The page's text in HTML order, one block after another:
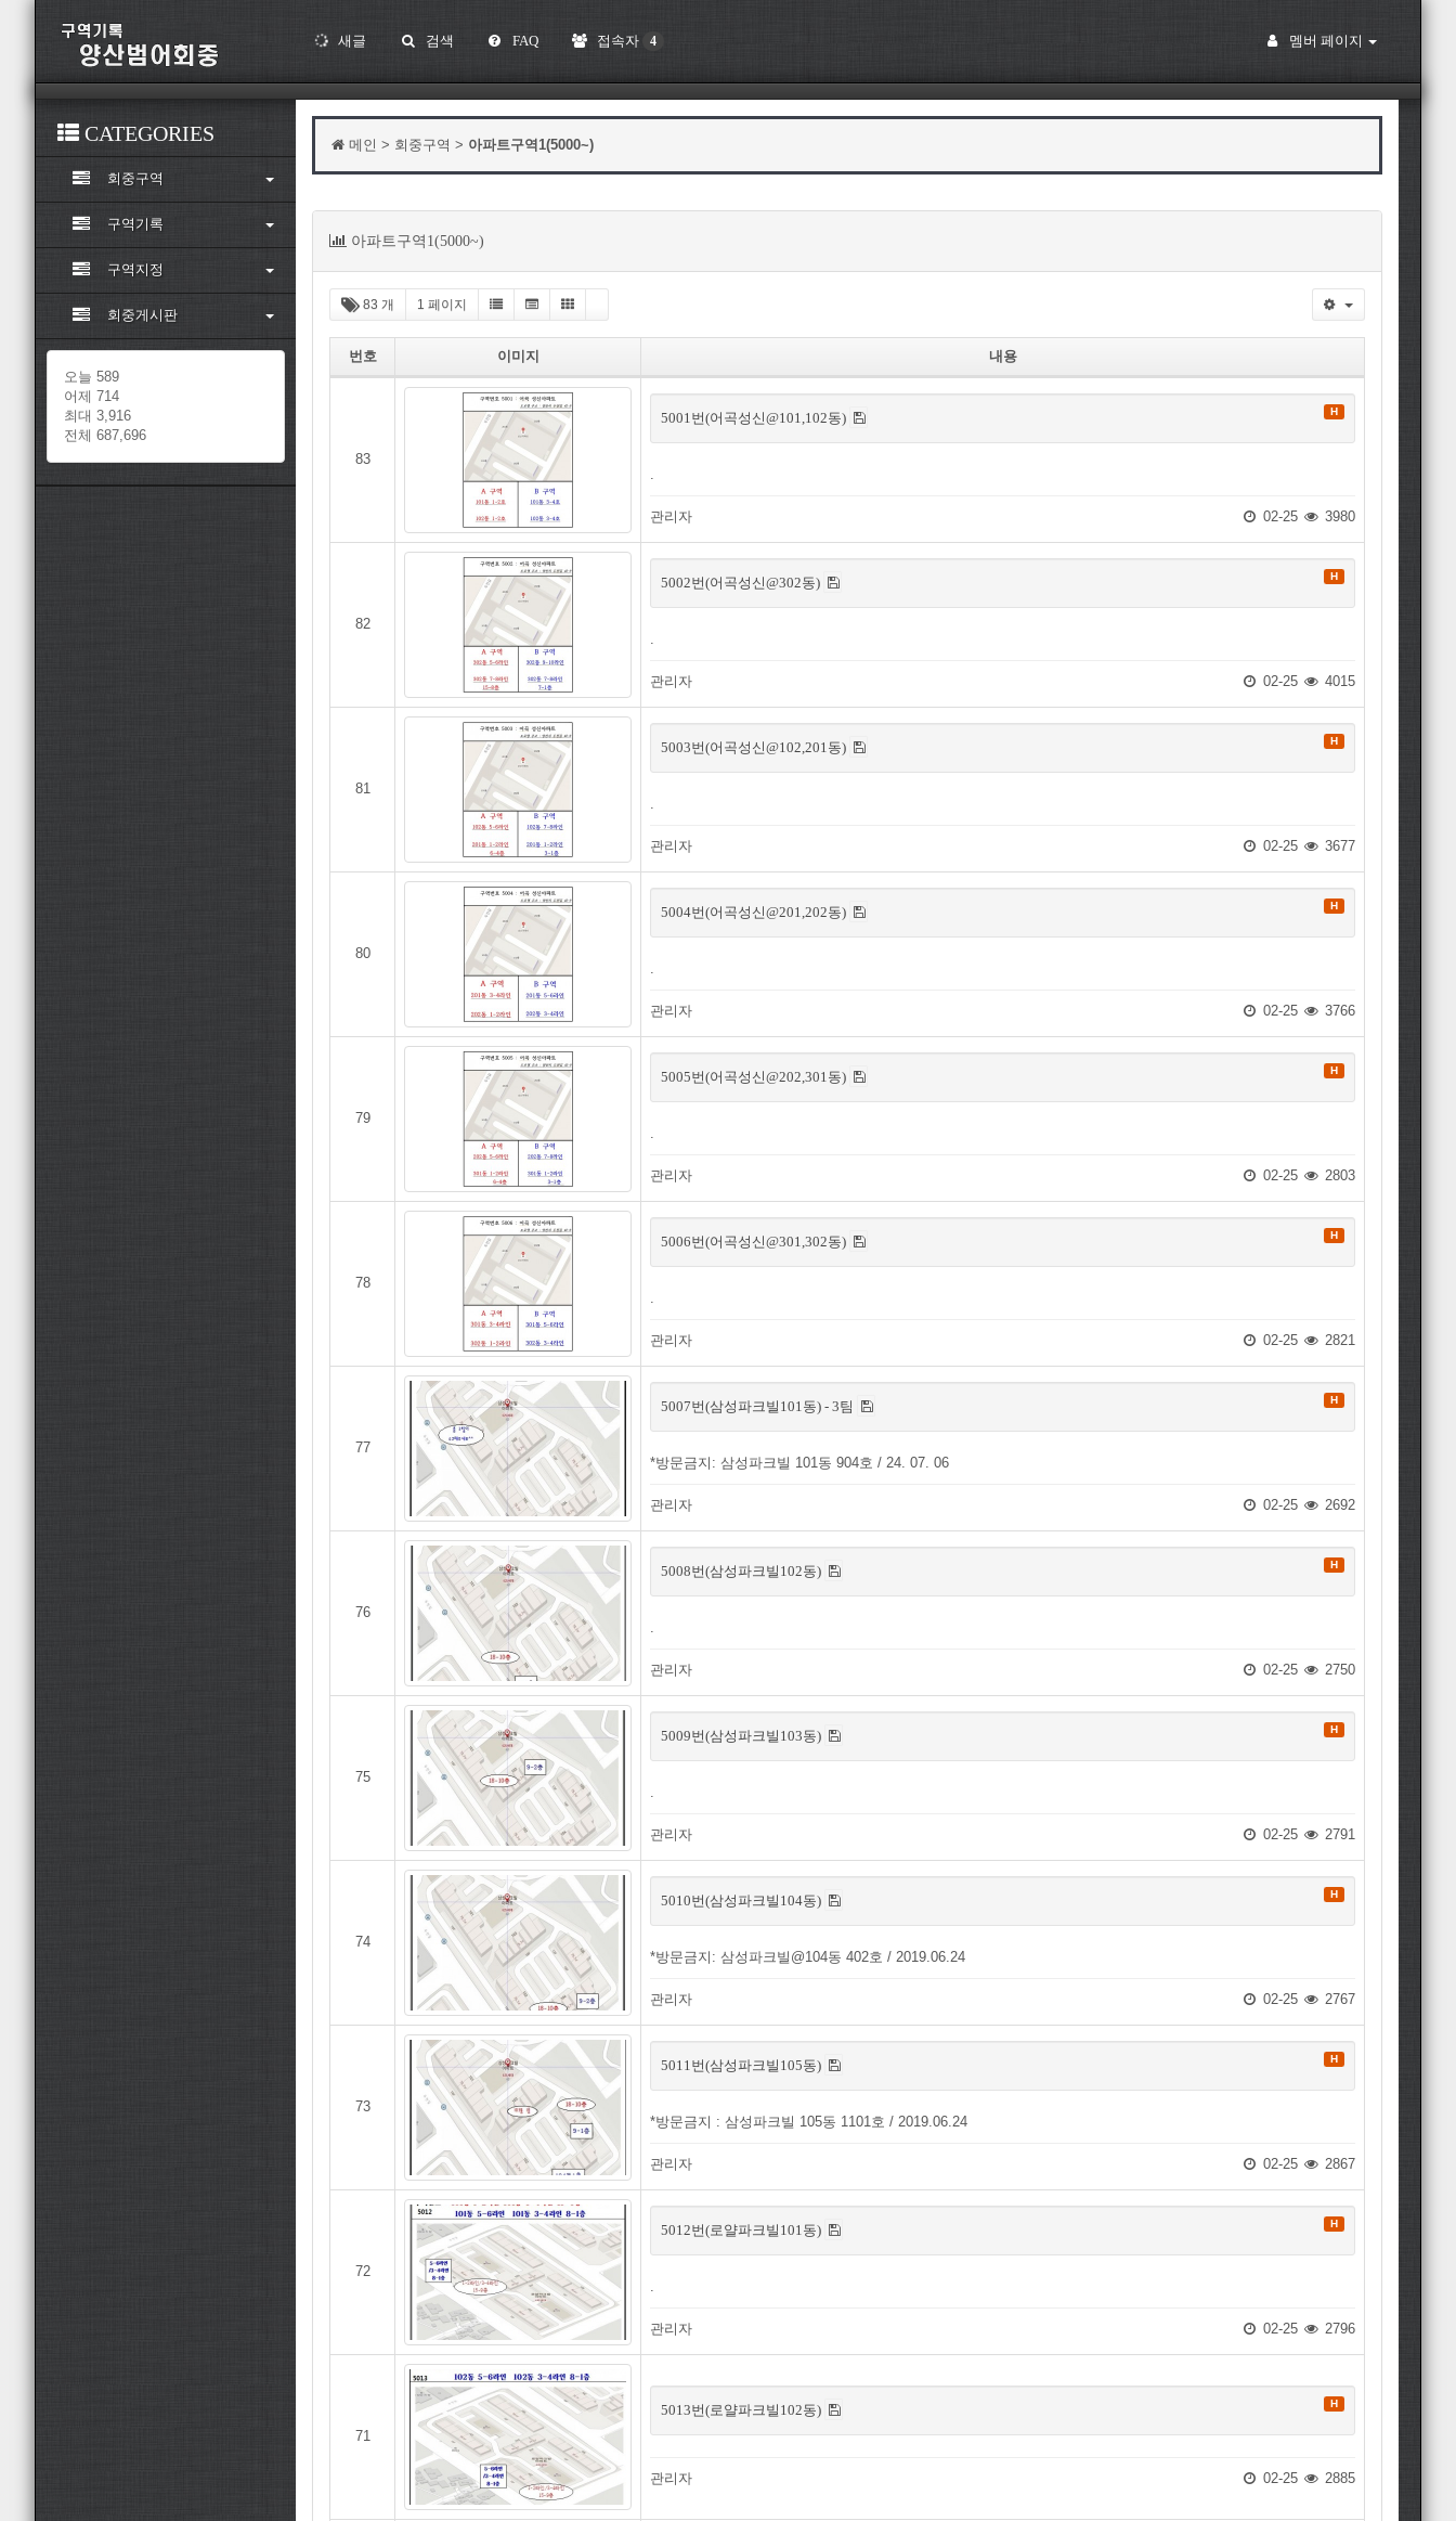
새글 검색 FAQ 접속자 4 멤버 페이지
CATEGORIES
회중구역
구역기록
구역지정
회중게시판
오늘 589
어제 714
최대 3,916
전체 687,696
메인 > 회중구역 > 아파트구역1(5000~)
아파트구역1(5000~)
83 개 1 페이지
번호 이미지 내용
83
5001번(어곡성신@101,102동) H
.
관리자 02-25 3980
82
5002번(어곡성신@302동) H
.
관리자 02-25 4015
81
5003번(어곡성신@102,201동) H
.
관리자 02-25 3677
80
5004번(어곡성신@201,202동) H
.
관리자 02-25 3766
79
5005번(어곡성신@202,301동) H
.
관리자 02-25 2803
78
5006번(어곡성신@301,302동) H
.
관리자 02-25 2821
77
5007번(삼성파크빌101동) - 3팀 H
*방문금지: 삼성파크빌 101동 904호 / 24. 07. 06
관리자 02-25 2692
76
5008번(삼성파크빌102동) H
.
관리자 02-25 2750
75
5009번(삼성파크빌103동) H
.
관리자 02-25 2791
74
5010번(삼성파크빌104동) H
*방문금지: 삼성파크빌@104동 402호 / 2019.06.24
관리자 02-25 2767
73
5011번(삼성파크빌105동) H
*방문금지 : 삼성파크빌 105동 1101호 / 2019.06.24
관리자 02-25 2867
72
5012번(로얄파크빌101동) H
.
관리자 02-25 2796
71
5013번(로얄파크빌102동) H
관리자 02-25 2885